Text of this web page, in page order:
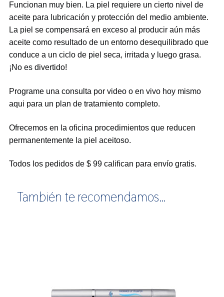
Funcionan muy bien. La piel requiere un cierto nivel de
aceite para lubricación y protección del medio ambiente.
La piel se compensará en exceso al producir aún más
aceite como resultado de un entorno desequilibrado que
conduce a un ciclo de piel seca, irritada y luego grasa.
¡No es divertido!
Programe una consulta por video o en vivo hoy mismo
aqui para un plan de tratamiento completo.
Ofrecemos en la oficina procedimientos que reducen
permanentemente la piel aceitoso.
Todos los pedidos de $ 99 califican para envío gratis.
También te recomendamos…